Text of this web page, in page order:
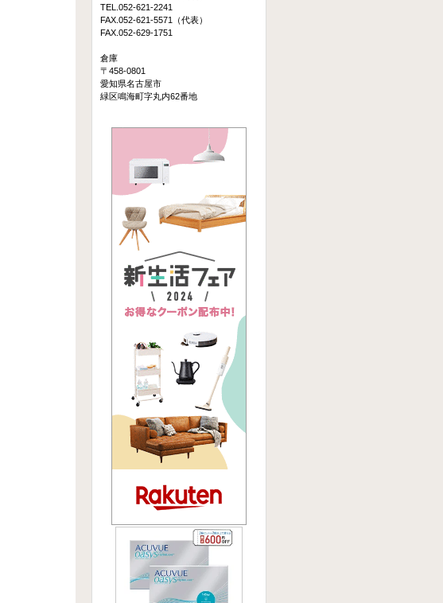
TEL.052-621-2241
FAX.052-621-5571（代表）
FAX.052-629-1751
倉庫
〒458-0801
愛知県名古屋市
緑区鳴海町字丸内62番地